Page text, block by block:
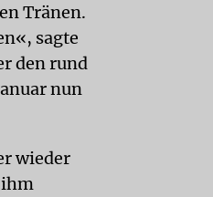
Tränen.
sagte
den rund
nun
wieder